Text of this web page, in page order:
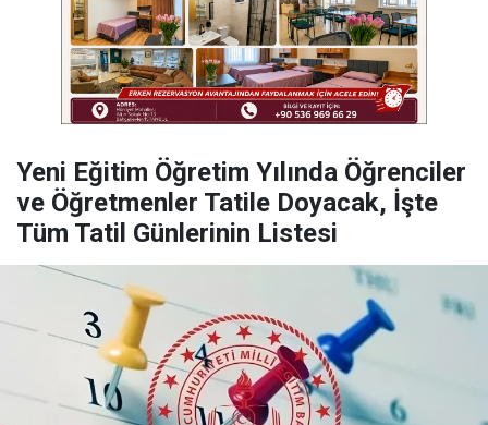
Yeni Eğitim Öğretim Yılında Öğrenciler
ve Öğretmenler Tatile Doyacak, İşte
Tüm Tatil Günlerinin Listesi